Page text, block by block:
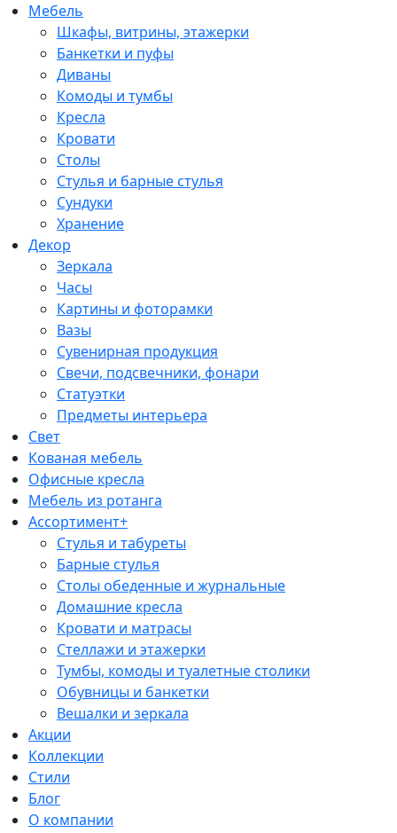
Мебель
Шкафы, витрины, этажерки
Банкетки и пуфы
Диваны
Комоды и тумбы
Кресла
Кровати
Столы
Стулья и барные стулья
Сундуки
Хранение
Декор
Зеркала
Часы
Картины и фоторамки
Вазы
Сувенирная продукция
Свечи, подсвечники, фонари
Статуэтки
Предметы интерьера
Свет
Кованая мебель
Офисные кресла
Мебель из ротанга
Ассортимент+
Стулья и табуреты
Барные стулья
Столы обеденные и журнальные
Домашние кресла
Кровати и матрасы
Стеллажи и этажерки
Тумбы, комоды и туалетные столики
Обувницы и банкетки
Вешалки и зеркала
Акции
Коллекции
Стили
Блог
О компании